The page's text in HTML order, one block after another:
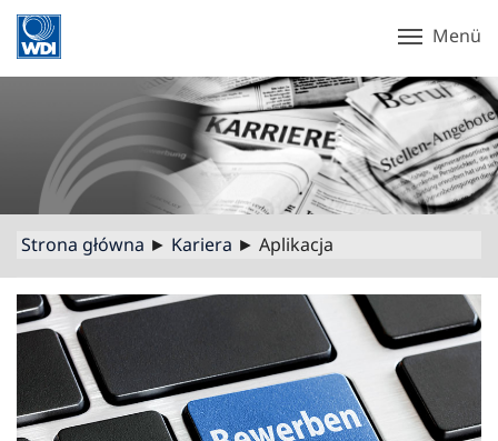
Menü
Strona główna ► Kariera ► Aplikacja